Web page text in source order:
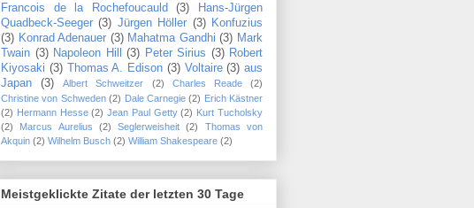
Francois de la Rochefoucauld
(3)
Hans-Jürgen
Quadbeck-Seeger (3) Jürgen Höller (3) Konfuzius
(3) Konrad Adenauer (3) Mahatma Gandhi (3) Mark
Twain (3) Napoleon Hill (3) Peter Sirius (3) Robert
Kiyosaki (3) Thomas A. Edison (3) Voltaire (3) aus
Japan
(3) Albert Schweitzer (2) Charles Reade
(2)
Christine von Schweden (2) Dale Carnegie (2) Erich Kästner
(2) Hermann Hesse (2) Jean Paul Getty (2) Kurt Tucholsky
(2)
Marcus Aurelius (2) Seglerweisheit (2)
Thomas von
Akquin (2) Wilhelm Busch (2) William Shakespeare (2)
Meistgeklickte Zitate der letzten 30 Tage